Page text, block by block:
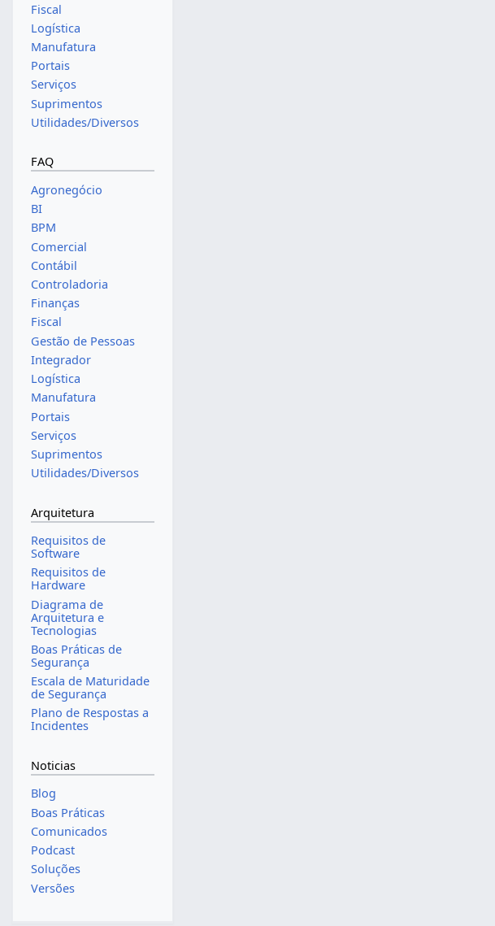
Fiscal
Logística
Manufatura
Portais
Serviços
Suprimentos
Utilidades/Diversos
FAQ
Agronegócio
BI
BPM
Comercial
Contábil
Controladoria
Finanças
Fiscal
Gestão de Pessoas
Integrador
Logística
Manufatura
Portais
Serviços
Suprimentos
Utilidades/Diversos
Arquitetura
Requisitos de
Software
Requisitos de
Hardware
Diagrama de
Arquitetura e
Tecnologias
Boas Práticas de
Segurança
Escala de Maturidade
de Segurança
Plano de Respostas a
Incidentes
Noticias
Blog
Boas Práticas
Comunicados
Podcast
Soluções
Versões